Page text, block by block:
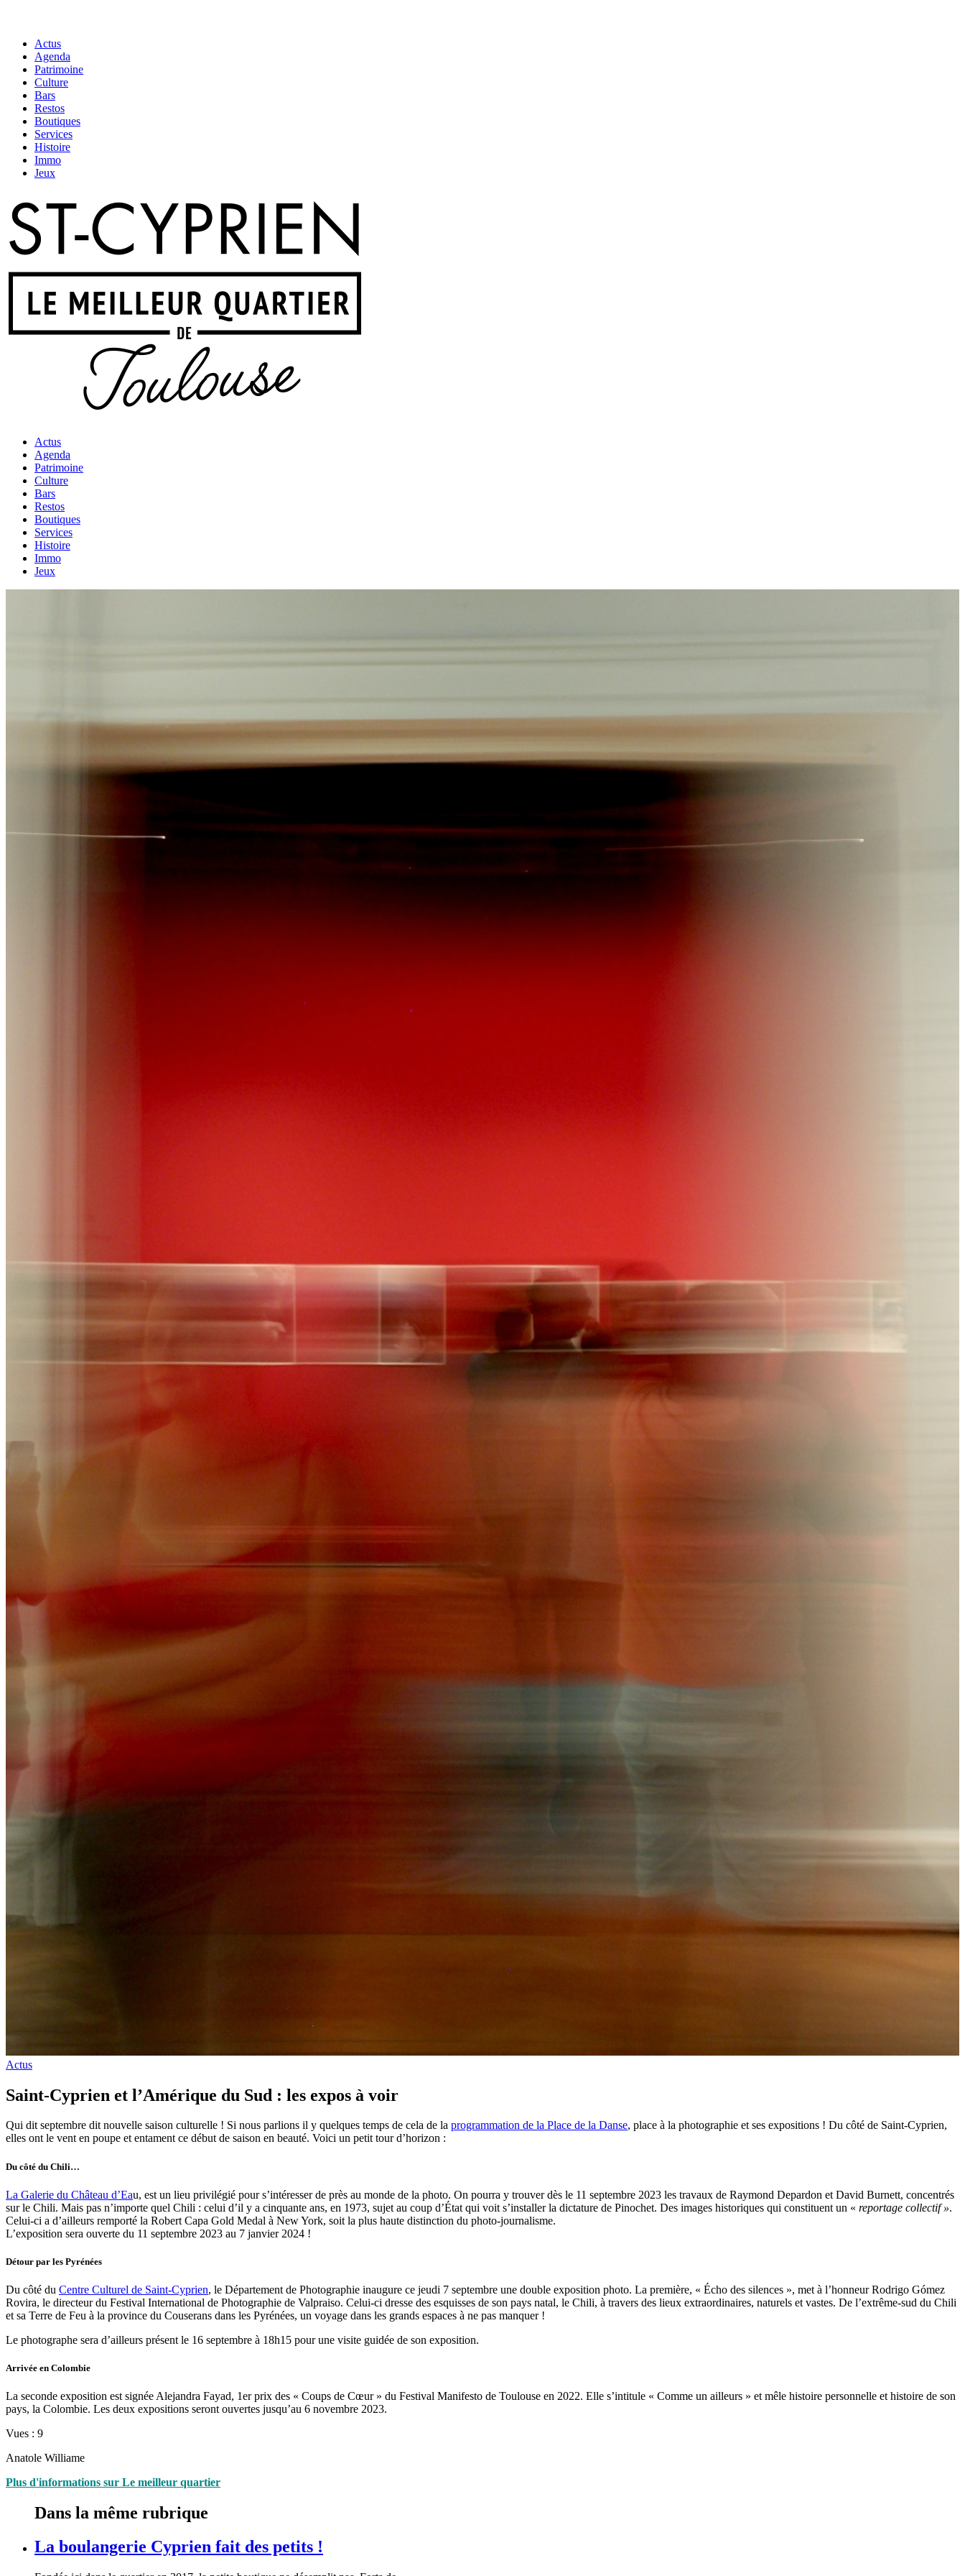
Actus
Agenda
Patrimoine
Culture
Bars
Restos
Boutiques
Services
Histoire
Immo
Jeux
Actus
Agenda
Patrimoine
Culture
Bars
Restos
Boutiques
Services
Histoire
Immo
Jeux
Actus
Saint-Cyprien et l’Amérique du Sud : les expos à voir
Qui dit septembre dit nouvelle saison culturelle ! Si nous parlions il y quelques temps de cela de la programmation de la Place de la Danse, place à la photographie et ses expositions ! Du côté de Saint-Cyprien,
elles ont le vent en poupe et entament ce début de saison en beauté. Voici un petit tour d’horizon :
Du côté du Chili…
La Galerie du Château d’Eau, est un lieu privilégié pour s’intéresser de près au monde de la photo. On pourra y trouver dès le 11 septembre 2023 les travaux de Raymond Depardon et David Burnett, concentrés
sur le Chili. Mais pas n’importe quel Chili : celui d’il y a cinquante ans, en 1973, sujet au coup d’État qui voit s’installer la dictature de Pinochet. Des images historiques qui constituent un « reportage collectif ».
Celui-ci a d’ailleurs remporté la Robert Capa Gold Medal à New York, soit la plus haute distinction du photo-journalisme.
L’exposition sera ouverte du 11 septembre 2023 au 7 janvier 2024 !
Détour par les Pyrénées
Du côté du Centre Culturel de Saint-Cyprien, le Département de Photographie inaugure ce jeudi 7 septembre une double exposition photo. La première, « Écho des silences », met à l’honneur Rodrigo Gómez
Rovira, le directeur du Festival International de Photographie de Valpraiso. Celui-ci dresse des esquisses de son pays natal, le Chili, à travers des lieux extraordinaires, naturels et vastes. De l’extrême-sud du Chili
et sa Terre de Feu à la province du Couserans dans les Pyrénées, un voyage dans les grands espaces à ne pas manquer !
Le photographe sera d’ailleurs présent le 16 septembre à 18h15 pour une visite guidée de son exposition.
Arrivée en Colombie
La seconde exposition est signée Alejandra Fayad, 1er prix des « Coups de Cœur » du Festival Manifesto de Toulouse en 2022. Elle s’intitule « Comme un ailleurs » et mêle histoire personnelle et histoire de son
pays, la Colombie. Les deux expositions seront ouvertes jusqu’au 6 novembre 2023.
Vues : 9
Anatole Williame
Plus d'informations sur Le meilleur quartier
Dans la même rubrique
La boulangerie Cyprien fait des petits !